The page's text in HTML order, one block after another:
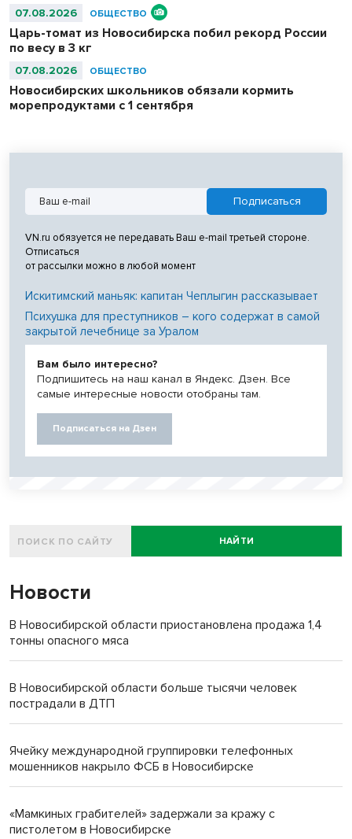
07.08.2026 ОБЩЕСТВО
Царь-томат из Новосибирска побил рекорд России
по весу в 3 кг
07.08.2026 ОБЩЕСТВО
Новосибирских школьников обязали кормить
морепродуктами с 1 сентября
VN.ru обязуется не передавать Ваш e-mail третьей стороне.
Отписаться
от рассылки можно в любой момент
Искитимский маньяк: капитан Чеплыгин рассказывает
Психушка для преступников – кого содержат в самой
закрытой лечебнице за Уралом
Вам было интересно?
Подпишитесь на наш канал в Яндекс. Дзен. Все
самые интересные новости отобраны там.
Подписаться на Дзен
НАЙТИ
Новости
В Новосибирской области приостановлена продажа 1,4
тонны опасного мяса
В Новосибирской области больше тысячи человек
пострадали в ДТП
Ячейку международной группировки телефонных
мошенников накрыло ФСБ в Новосибирске
«Мамкиных грабителей» задержали за кражу с
пистолетом в Новосибирске